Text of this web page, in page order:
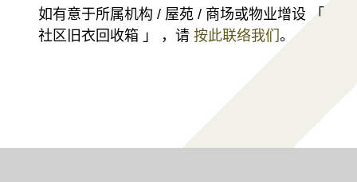
如有意于所属机构 / 屋苑 / 商场或物业增设 「
社区旧衣回收箱 」 ，请按此联络我们。